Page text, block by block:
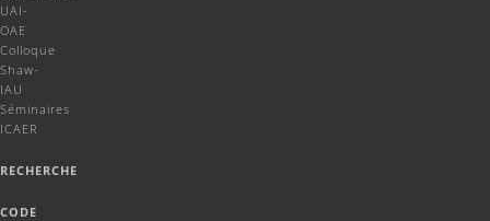
UAI-
OAE
Colloque
Shaw-
IAU
Séminaires
ICAER
RECHERCHE
CODE